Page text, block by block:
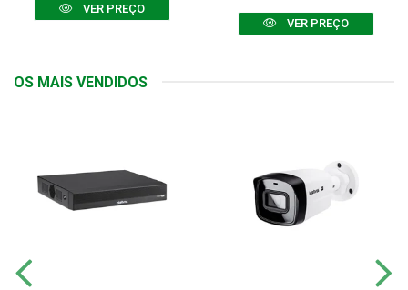
VER PREÇO
VER PREÇO
OS MAIS VENDIDOS